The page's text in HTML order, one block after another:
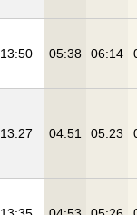
13:50 05:38 06:14
13:27 04:51 05:23